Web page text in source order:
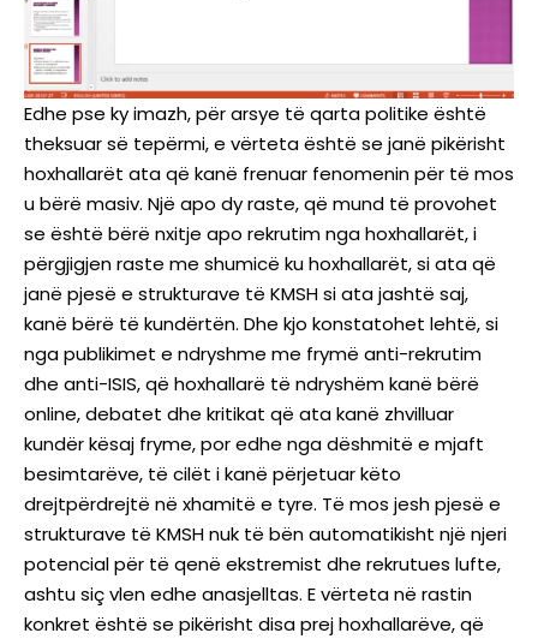
Edhe pse ky imazh, për arsye të qarta politike është
theksuar së tepërmi, e vërteta është se janë pikërisht
hoxhallarët ata që kanë frenuar fenomenin për të mos
u bërë masiv. Një apo dy raste, që mund të provohet
se është bërë nxitje apo rekrutim nga hoxhallarët, i
përgjigjen raste me shumicë ku hoxhallarët, si ata që
janë pjesë e strukturave të KMSH si ata jashtë saj,
kanë bërë të kundërtën. Dhe kjo konstatohet lehtë, si
nga publikimet e ndryshme me frymë anti-rekrutim
dhe anti-ISIS, që hoxhallarë të ndryshëm kanë bërë
online, debatet dhe kritikat që ata kanë zhvilluar
kundër kësaj fryme, por edhe nga dëshmitë e mjaft
besimtarëve, të cilët i kanë përjetuar këto
drejtpërdrejtë në xhamitë e tyre. Të mos jesh pjesë e
strukturave të KMSH nuk të bën automatikisht një njeri
potencial për të qenë ekstremist dhe rekrutues lufte,
ashtu siç vlen edhe anasjelltas. E vërteta në rastin
konkret është se pikërisht disa prej hoxhallarëve, që